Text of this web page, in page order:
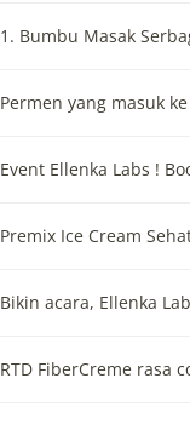
1. Bumbu Masak
Permen yang masuk
Event Ellenka Labs !
Premix Ice Cream
Bikin acara, Ellenka
RTD FiberCreme rasa